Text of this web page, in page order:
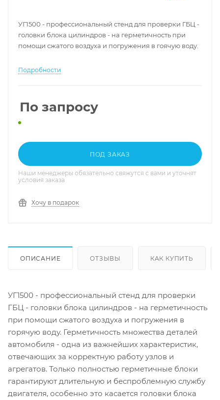
УГ1500 - профессиональный стенд для проверки ГБЦ -
головки блока цилиндров - на герметичность при
помощи сжатого воздуха и погружения в гоячую воду.
Подробности
По запросу
ПОД ЗАКАЗ
Наши менеджеры обязательно свяжутся с вами и уточнят
условия заказа
Хочу в подарок
ОПИСАНИЕ ОТЗЫВЫ КАК КУПИТЬ
УГ1500 - профессиональный стенд для проверки
ГБЦ - головки блока цилиндров - на герметичность
при помощи сжатого воздуха и погружения в
горячую воду. Герметичность множества деталей
автомобиля - одна из важнейших характеристик,
отвечающих за корректную работу узлов и
агрегатов. Только полностью герметичные блоки
гарантируют длительную и беспроблемную службу
двигателя, особенно это касается головки блока